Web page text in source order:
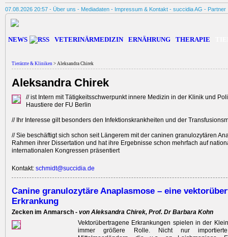
07.08.2026 20:57 - Über uns - Mediadaten - Impressum & Kontakt - succidia AG - Partner
NEWS VETERINÄRMEDIZIN ERNÄHRUNG THERAPIE
Tierärzte & Kliniken > Aleksandra Chirek
Aleksandra Chirek
// ist Intern mit Tätigkeitsschwerpunkt innere Medizin in der Klinik und
Haustiere der FU Berlin
// Ihr Interesse gilt besonders den Infektionskrankheiten und der
// Sie beschäftigt sich schon seit Längerem mit der caninen granulozytären
Rahmen ihrer Dissertation und hat ihre Ergebnisse schon mehrfach auf
internationalen Kongressen präsentiert
Kontakt: schmidt@succidia.de
Canine granulozytäre Anaplasmose – eine
Erkrankung
Zecken im Anmarsch - von Aleksandra Chirek, Prof. Dr Barbara Kohn
Vektorübertragene Erkrankungen spielen in der
immer größere Rolle. Nicht nur